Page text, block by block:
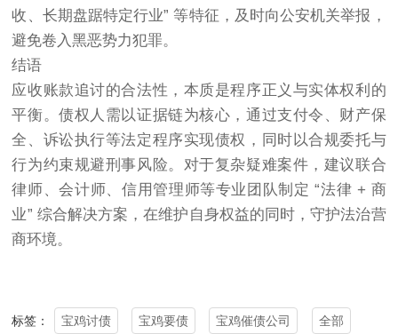
收、长期盘踞特定行业” 等特征，及时向公安机关举报，
避免卷入黑恶势力犯罪。
结语
应收账款追讨的合法性，本质是程序正义与实体权利的
平衡。债权人需以证据链为核心，通过支付令、财产保
全、诉讼执行等法定程序实现债权，同时以合规委托与
行为约束规避刑事风险。对于复杂疑难案件，建议联合
律师、会计师、信用管理师等专业团队制定 “法律 + 商
业” 综合解决方案，在维护自身权益的同时，守护法治营
商环境。
标签： 宝鸡讨债 宝鸡要债 宝鸡催债公司 全部